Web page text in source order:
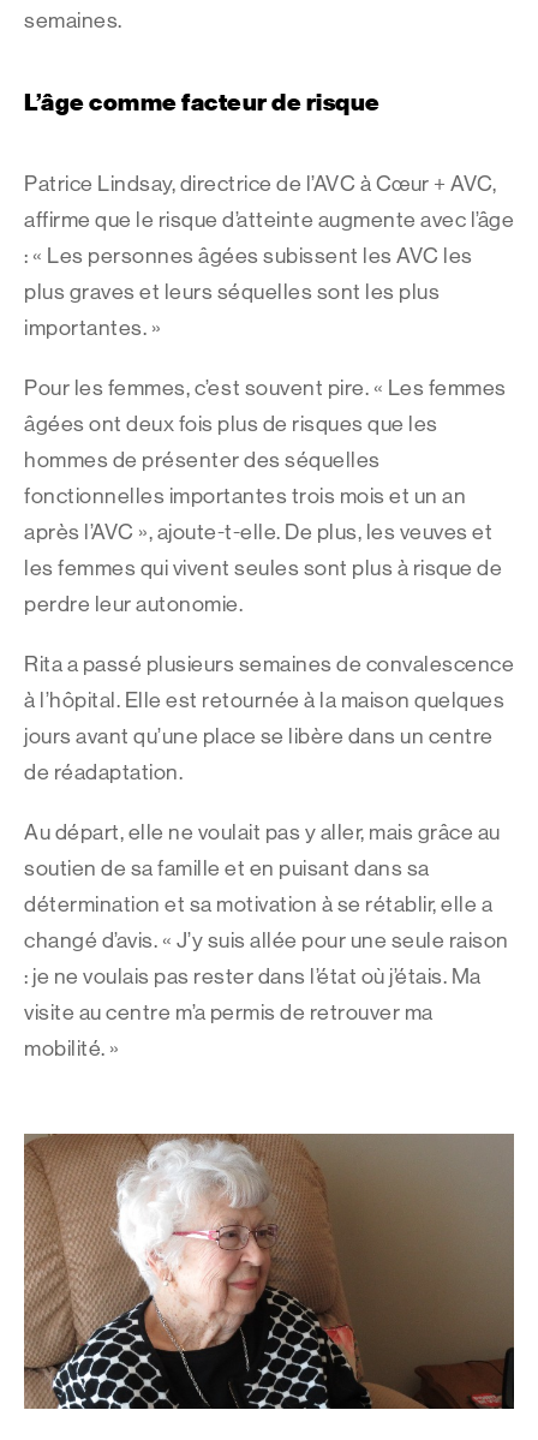
semaines.
L’âge comme facteur de risque
Patrice Lindsay, directrice de l’AVC à Cœur + AVC,
affirme que le risque d’atteinte augmente avec l’âge
: « Les personnes âgées subissent les AVC les
plus graves et leurs séquelles sont les plus
importantes. »
Pour les femmes, c’est souvent pire. « Les femmes
âgées ont deux fois plus de risques que les
hommes de présenter des séquelles
fonctionnelles importantes trois mois et un an
après l’AVC », ajoute-t-elle. De plus, les veuves et
les femmes qui vivent seules sont plus à risque de
perdre leur autonomie.
Rita a passé plusieurs semaines de convalescence
à l’hôpital. Elle est retournée à la maison quelques
jours avant qu’une place se libère dans un centre
de réadaptation.
Au départ, elle ne voulait pas y aller, mais grâce au
soutien de sa famille et en puisant dans sa
détermination et sa motivation à se rétablir, elle a
changé d’avis. « J’y suis allée pour une seule raison
: je ne voulais pas rester dans l’état où j’étais. Ma
visite au centre m’a permis de retrouver ma
mobilité. »